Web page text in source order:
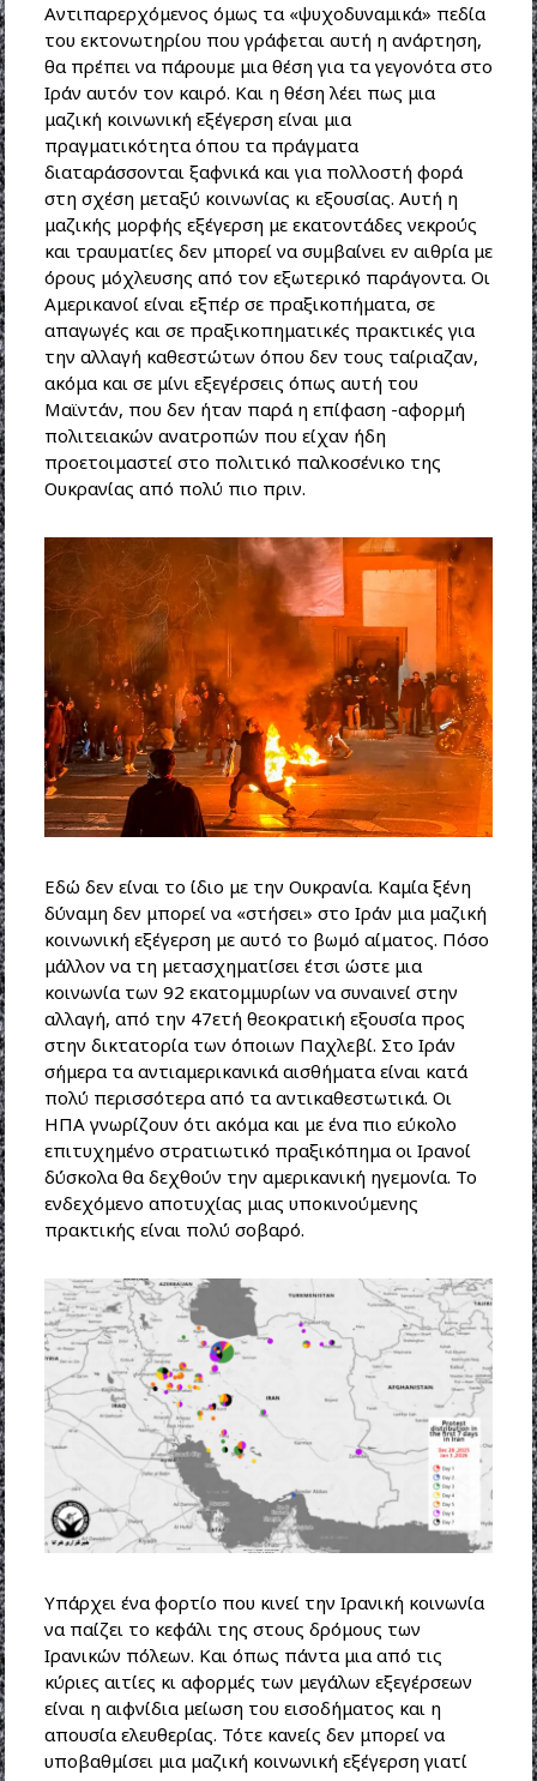
Αντιπαρερχόμενος όμως τα «ψυχοδυναμικά» πεδία
του εκτονωτηρίου που γράφεται αυτή η ανάρτηση,
θα πρέπει να πάρουμε μια θέση για τα γεγονότα στο
Ιράν αυτόν τον καιρό. Και η θέση λέει πως μια
μαζική κοινωνική εξέγερση είναι μια
πραγματικότητα όπου τα πράγματα
διαταράσσονται ξαφνικά και για πολλοστή φορά
στη σχέση μεταξύ κοινωνίας κι εξουσίας. Αυτή η
μαζικής μορφής εξέγερση με εκατοντάδες νεκρούς
και τραυματίες δεν μπορεί να συμβαίνει εν αιθρία με
όρους μόχλευσης από τον εξωτερικό παράγοντα. Οι
Αμερικανοί είναι εξπέρ σε πραξικοπήματα, σε
απαγωγές και σε πραξικοπηματικές πρακτικές για
την αλλαγή καθεστώτων όπου δεν τους ταίριαζαν,
ακόμα και σε μίνι εξεγέρσεις όπως αυτή του
Μαϊντάν, που δεν ήταν παρά η επίφαση -αφορμή
πολιτειακών ανατροπών που είχαν ήδη
προετοιμαστεί στο πολιτικό παλκοσένικο της
Ουκρανίας από πολύ πιο πριν.
Εδώ δεν είναι το ίδιο με την Ουκρανία. Καμία ξένη
δύναμη δεν μπορεί να «στήσει» στο Ιράν μια μαζική
κοινωνική εξέγερση με αυτό το βωμό αίματος. Πόσο
μάλλον να τη μετασχηματίσει έτσι ώστε μια
κοινωνία των 92 εκατομμυρίων να συναινεί στην
αλλαγή, από την 47ετή θεοκρατική εξουσία προς
στην δικτατορία των όποιων Παχλεβί. Στο Ιράν
σήμερα τα αντιαμερικανικά αισθήματα είναι κατά
πολύ περισσότερα από τα αντικαθεστωτικά. Οι
ΗΠΑ γνωρίζουν ότι ακόμα και με ένα πιο εύκολο
επιτυχημένο στρατιωτικό πραξικόπημα οι Ιρανοί
δύσκολα θα δεχθούν την αμερικανική ηγεμονία. Το
ενδεχόμενο αποτυχίας μιας υποκινούμενης
πρακτικής είναι πολύ σοβαρό.
Υπάρχει ένα φορτίο που κινεί την Ιρανική κοινωνία
να παίζει το κεφάλι της στους δρόμους των
Ιρανικών πόλεων. Και όπως πάντα μια από τις
κύριες αιτίες κι αφορμές των μεγάλων εξεγέρσεων
είναι η αιφνίδια μείωση του εισοδήματος και η
απουσία ελευθερίας. Τότε κανείς δεν μπορεί να
υποβαθμίσει μια μαζική κοινωνική εξέγερση γιατί